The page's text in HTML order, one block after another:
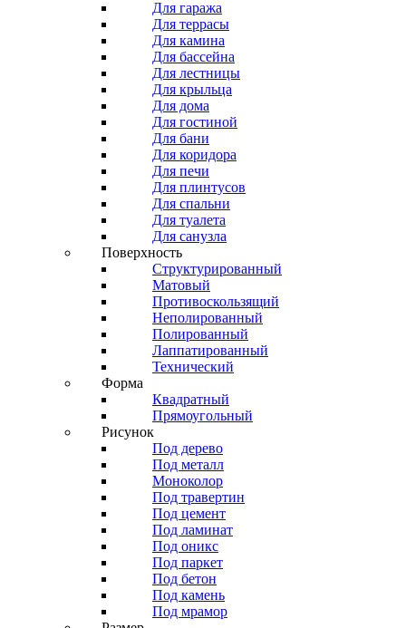
Для гаража
Для террасы
Для камина
Для бассейна
Для лестницы
Для крыльца
Для дома
Для гостиной
Для бани
Для коридора
Для печи
Для плинтусов
Для спальни
Для туалета
Для санузла
Поверхность
Структурированный
Матовый
Противоскользящий
Неполированный
Полированный
Лаппатированный
Технический
Форма
Квадратный
Прямоугольный
Рисунок
Под дерево
Под металл
Моноколор
Под травертин
Под цемент
Под ламинат
Под оникс
Под паркет
Под бетон
Под камень
Под мрамор